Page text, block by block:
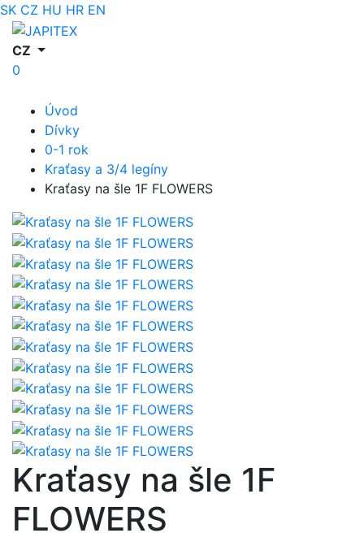
SK CZ HU HR EN
CZ
0
Úvod
Dívky
0-1 rok
Kraťasy a 3/4 legíny
Kraťasy na šle 1F FLOWERS
Kraťasy na šle 1F
FLOWERS